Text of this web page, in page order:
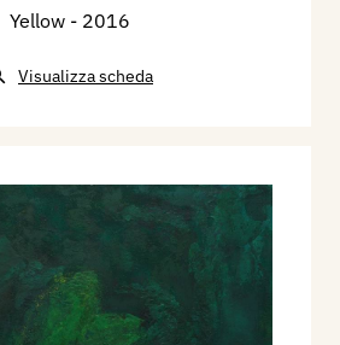
Yellow - 2016
Visualizza scheda